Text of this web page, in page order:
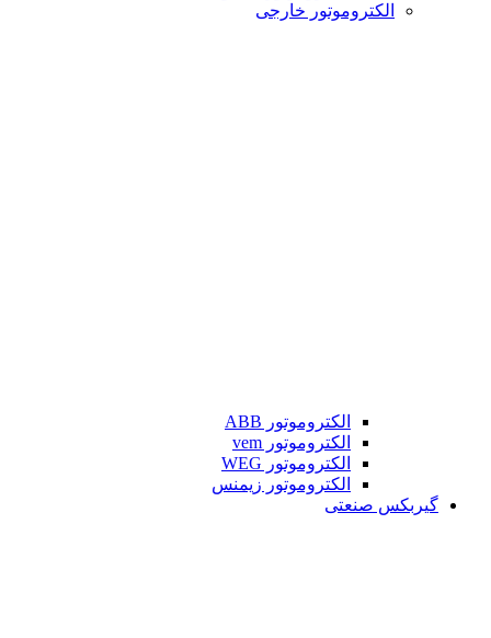
الکتروموتور خارجی
الکتروموتور ABB
الکتروموتور vem
الکتروموتور WEG
الکتروموتور زیمنس
گیربکس صنعتی